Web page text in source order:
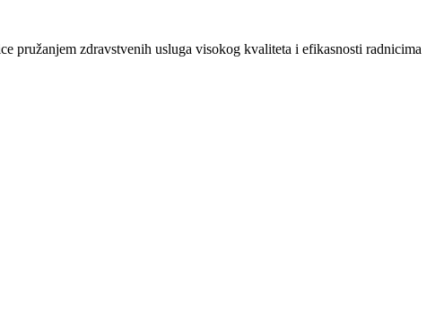
pružanjem zdravstvenih usluga visokog kvaliteta i efikasnosti radnicima